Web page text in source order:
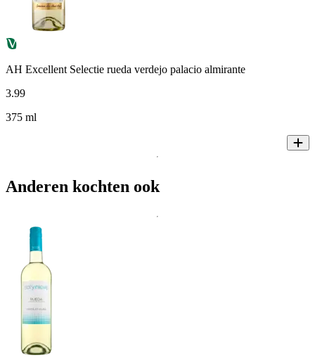
AH Excellent Selectie rueda verdejo palacio almirante
3.99
375 ml
Anderen kochten ook